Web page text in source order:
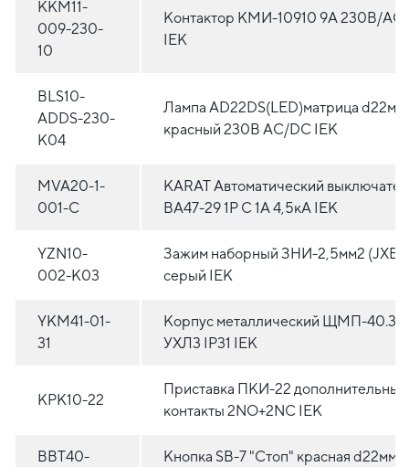
KKM11-
009-230-
10
Контактор КМИ-10910 9А 230В/
IEK
BLS10-
ADDS-230-
K04
Лампа AD22DS(LED)матрица d22мм
красный 230В AC/DC IEK
MVA20-1-
001-C
KARAT Автоматический
ВА47-29 1P C 1А 4,5кА IEK
YZN10-
002-K03
Зажим наборный ЗНИ-2,5мм2
серый IEK
YKM41-01-
31
Корпус металлический ЩМП-
УХЛ3 IP31 IEK
KPK10-22
Приставка ПКИ-22 дополнительные
контакты 2NO+2NC IEK
BBT40-
Кнопка SВ-7 "Стоп" красная